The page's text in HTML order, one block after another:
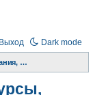
Dark mode
Выход
Соревнования, конкурсы, чемпионаты